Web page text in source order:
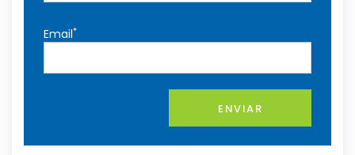
Email*
ENVIAR